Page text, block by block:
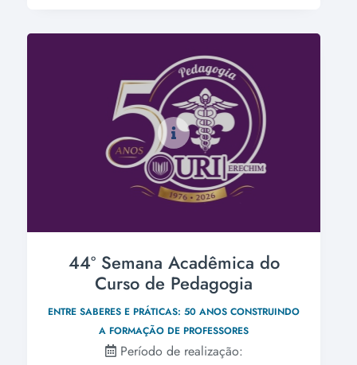
44º Semana Acadêmica do
Curso de Pedagogia
ENTRE SABERES E PRÁTICAS: 50 ANOS CONSTRUINDO
A FORMAÇÃO DE PROFESSORES
Período de realização: